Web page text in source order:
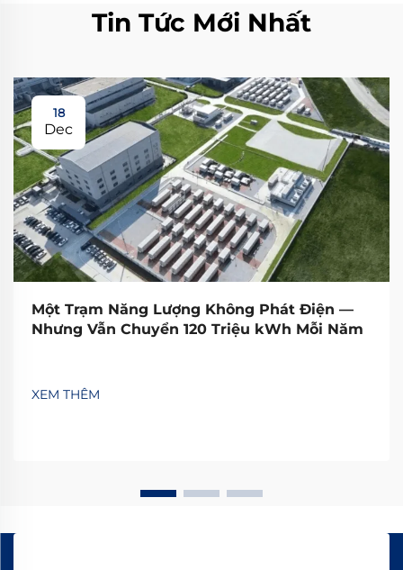
Tin Tức Mới Nhất
18
Dec
Một Trạm Năng Lượng Không Phát Điện —
Nhưng Vẫn Chuyển 120 Triệu kWh Mỗi Năm
XEM THÊM